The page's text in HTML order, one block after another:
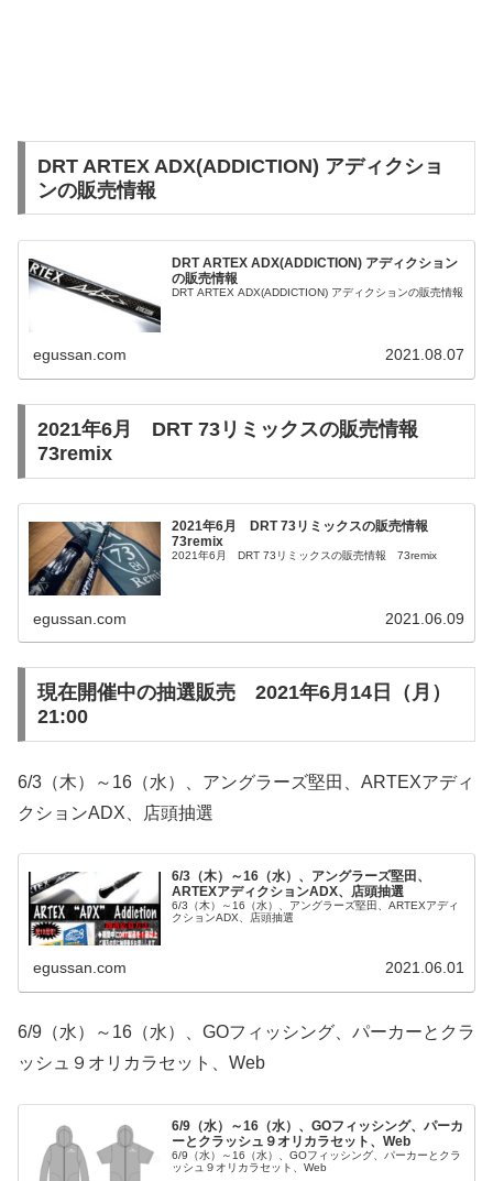
DRT ARTEX ADX(ADDICTION) アディクショ
ンの販売情報
DRT ARTEX ADX(ADDICTION) アディクション
の販売情報
DRT ARTEX ADX(ADDICTION) アディクションの販売情報
egussan.com 2021.08.07
2021年6月 DRT 73リミックスの販売情報
73remix
2021年6月 DRT 73リミックスの販売情報
73remix
2021年6月 DRT 73リミックスの販売情報 73remix
egussan.com 2021.06.09
現在開催中の抽選販売 2021年6月14日（月）
21:00
6/3（木）～16（水）、アングラーズ堅田、ARTEXアディ
クションADX、店頭抽選
6/3（木）～16（水）、アングラーズ堅田、
ARTEXアディクションADX、店頭抽選
6/3（木）～16（水）、アングラーズ堅田、ARTEXアディ
クションADX、店頭抽選
egussan.com 2021.06.01
6/9（水）～16（水）、GOフィッシング、パーカーとクラ
ッシュ９オリカラセット、Web
6/9（水）～16（水）、GOフィッシング、パーカ
ーとクラッシュ９オリカラセット、Web
6/9（水）～16（水）、GOフィッシング、パーカーとクラ
ッシュ９オリカラセット、Web